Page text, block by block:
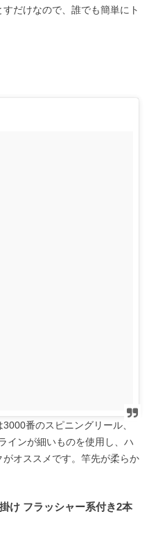
だけなので、誰でも簡単にト
番のスピニングリール、
インが細いものを使用し、ハ
オススメです。竿先が柔らか
け フラッシャー系付き2本